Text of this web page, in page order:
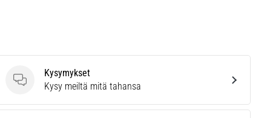
Kysymykset
Kysymykset
Kysy meiltä mitä tahansa